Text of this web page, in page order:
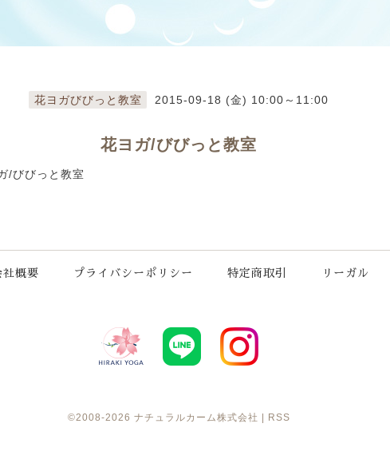
花ヨガびびっと教室 2015-09-18 (金) 10:00～11:00
花ヨガ/びびっと教室
/びびっと教室
社概要 プライバシーポリシー 特定商取引 リーガル
©2008-2026 ナチュラルカーム株式会社 | RSS